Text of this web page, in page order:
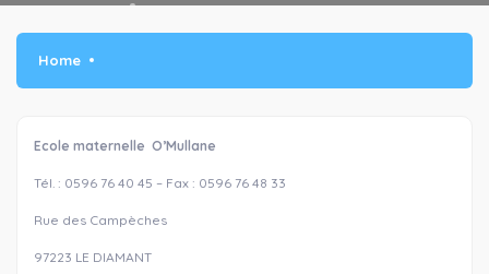
Home
Ecole maternelle O’Mullane
Tél. : 0596 76 40 45 – Fax : 0596 76 48 33
Rue des Campèches
97223 LE DIAMANT